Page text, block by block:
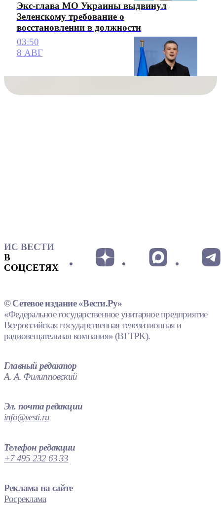
Экс-глава МО Украины выдвинул
Зеленскому требование о
восстановлении в должности
03:50
8 АВГ
ИС ВЕСТИ
В
СОЦСЕТЯХ
© Сетевое издание «Вести.Ру»
«Федеральное государственное унитарное предприятие
Всероссийская государственная телевизионная и
радиовещательная компания» (ВГТРК).
Главный редактор
А. А. Филипповский
Эл. почта редакции
info@vesti.ru
Телефон редакции
+7 495 232 63 33
Реклама на сайте
Росреклама